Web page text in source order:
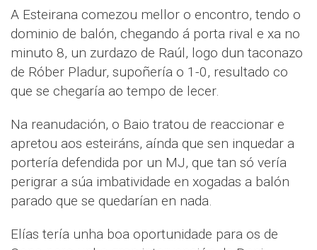
A Esteirana comezou mellor o encontro, tendo o
dominio de balón, chegando á porta rival e xa no
minuto 8, un zurdazo de Raúl, logo dun taconazo
de Róber Pladur, supoñería o 1-0, resultado co
que se chegaría ao tempo de lecer.
Na reanudación, o Baio tratou de reaccionar e
apretou aos esteiráns, aínda que sen inquedar a
portería defendida por un MJ, que tan só vería
perigrar a súa imbatividade en xogadas a balón
parado que se quedarían en nada.
Elías tería unha boa oportunidade para os de